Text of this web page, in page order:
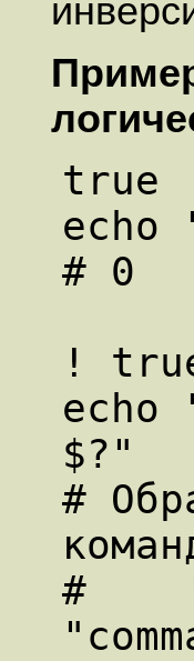
true
echo
# 0
!
echo
$?"
#
#